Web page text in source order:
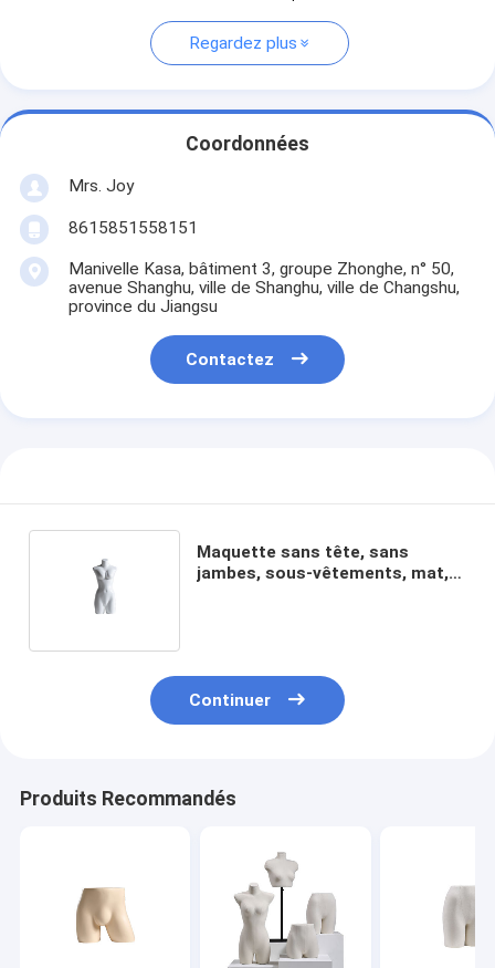
Regardez plus
Coordonnées
Mrs. Joy
8615851558151
Manivelle Kasa, bâtiment 3, groupe Zhonghe, n° 50,
avenue Shanghu, ville de Shanghu, ville de Changshu,
province du Jiangsu
Contactez
Maquette sans tête, sans
jambes, sous-vêtements, mat,
Continuer
Produits Recommandés